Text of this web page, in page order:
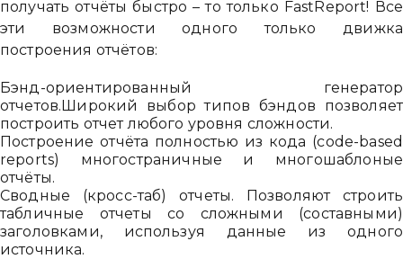
получать отчёты быстро – то только FastReport! Все
эти возможности одного только движка
построения отчётов:
Бэнд-ориентированный генератор
отчетов.Широкий выбор типов бэндов позволяет
построить отчет любого уровня сложности.
Построение отчёта полностью из кода (code-based
reports) многостраничные и многошаблоные
отчёты.
Сводные (кросс-таб) отчеты. Позволяют строить
табличные отчеты со сложными (составными)
заголовками, используя данные из одного
источника.